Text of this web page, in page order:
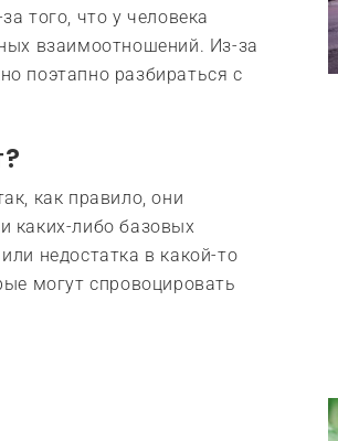
того, что у человека
взаимоотношений. Из-за
поэтапно разбираться с
как правило, они
каких-либо базовых
недостатка в какой-то
могут спровоцировать